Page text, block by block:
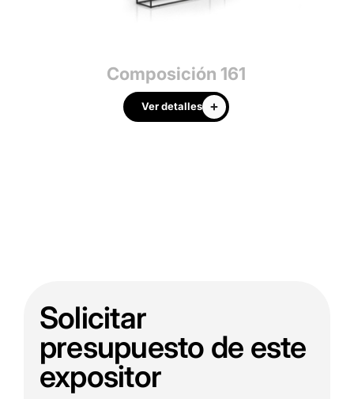
Composición 161
Ver detalles
Solicitar
presupuesto de este
expositor